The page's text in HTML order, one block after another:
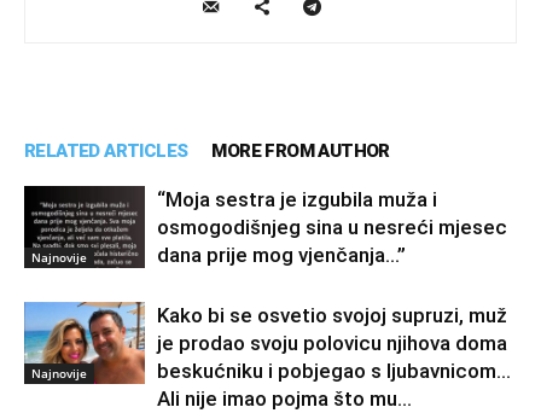
RELATED ARTICLES MORE FROM AUTHOR
Najnovije
“Moja sestra je izgubila muža i
osmogodišnjeg sina u nesreći mjesec
dana prije mog vjenčanja…”
Najnovije
Kako bi se osvetio svojoj supruzi, muž
je prodao svoju polovicu njihova doma
beskućniku i pobjegao s ljubavnicom…
Ali nije imao pojma što mu...